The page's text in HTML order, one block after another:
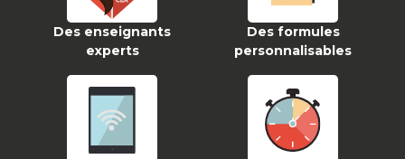
Des enseignants
experts
Des formules
personnalisables